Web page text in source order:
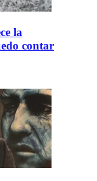
la
contar